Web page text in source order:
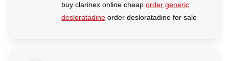
buy clarinex online cheap order generic
desloratadine order desloratadine for sale